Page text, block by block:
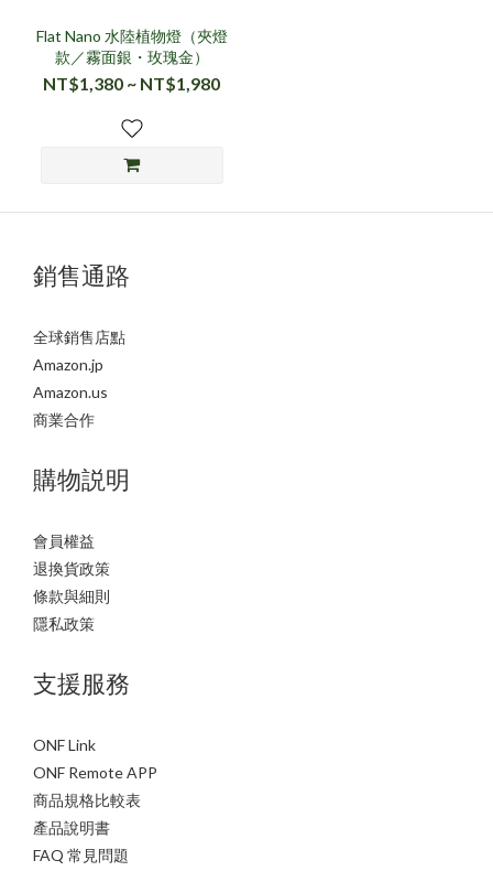
Flat Nano 水陸植物燈（夾燈
款／霧面銀・玫瑰金）
NT$1,380 ~ NT$1,980
銷售通路
全球銷售店點
Amazon.jp
Amazon.us
商業合作
購物説明
會員權益
退換貨政策
條款與細則
隱私政策
支援服務
ONF Link
ONF Remote APP
商品規格比較表
產品說明書
FAQ 常見問題